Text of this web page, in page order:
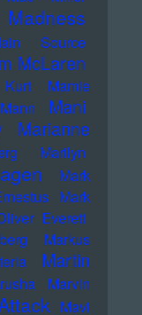
Madness
Source
McLaren
Mamie
Mani
Marianne
Marilyn
Mark
Mark
Everett
Markus
Martin
Marvin
Mavi